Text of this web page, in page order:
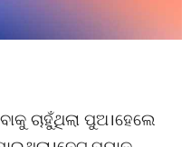
ଚାହୁଁଥିଲା ପୁଅ।ହେଲେ